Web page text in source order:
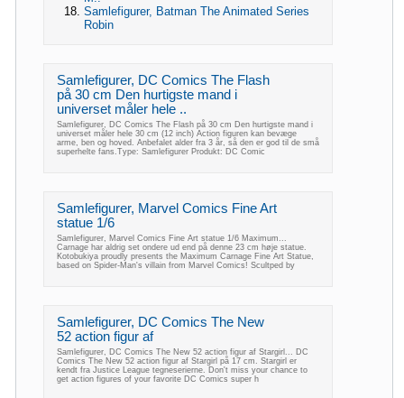
Samlefigurer, Batman The Animated Series
Robin
Samlefigurer, DC Comics The Flash
på 30 cm Den hurtigste mand i
universet måler hele ..
Samlefigurer, DC Comics The Flash på 30 cm Den hurtigste mand i
universet måler hele 30 cm (12 inch) Action figuren kan bevæge
arme, ben og hoved. Anbefalet alder fra 3 år, så den er god til de små
superhelte fans.Type: Samlefigurer Produkt: DC Comic
Samlefigurer, Marvel Comics Fine Art
statue 1/6
Samlefigurer, Marvel Comics Fine Art statue 1/6 Maximum...
Carnage har aldrig set ondere ud end på denne 23 cm høje statue.
Kotobukiya proudly presents the Maximum Carnage Fine Art Statue,
based on Spider-Man's villain from Marvel Comics! Scultped by
Samlefigurer, DC Comics The New
52 action figur af
Samlefigurer, DC Comics The New 52 action figur af Stargirl... DC
Comics The New 52 action figur af Stargirl på 17 cm. Stargirl er
kendt fra Justice League tegneserierne. Don't miss your chance to
get action figures of your favorite DC Comics super h